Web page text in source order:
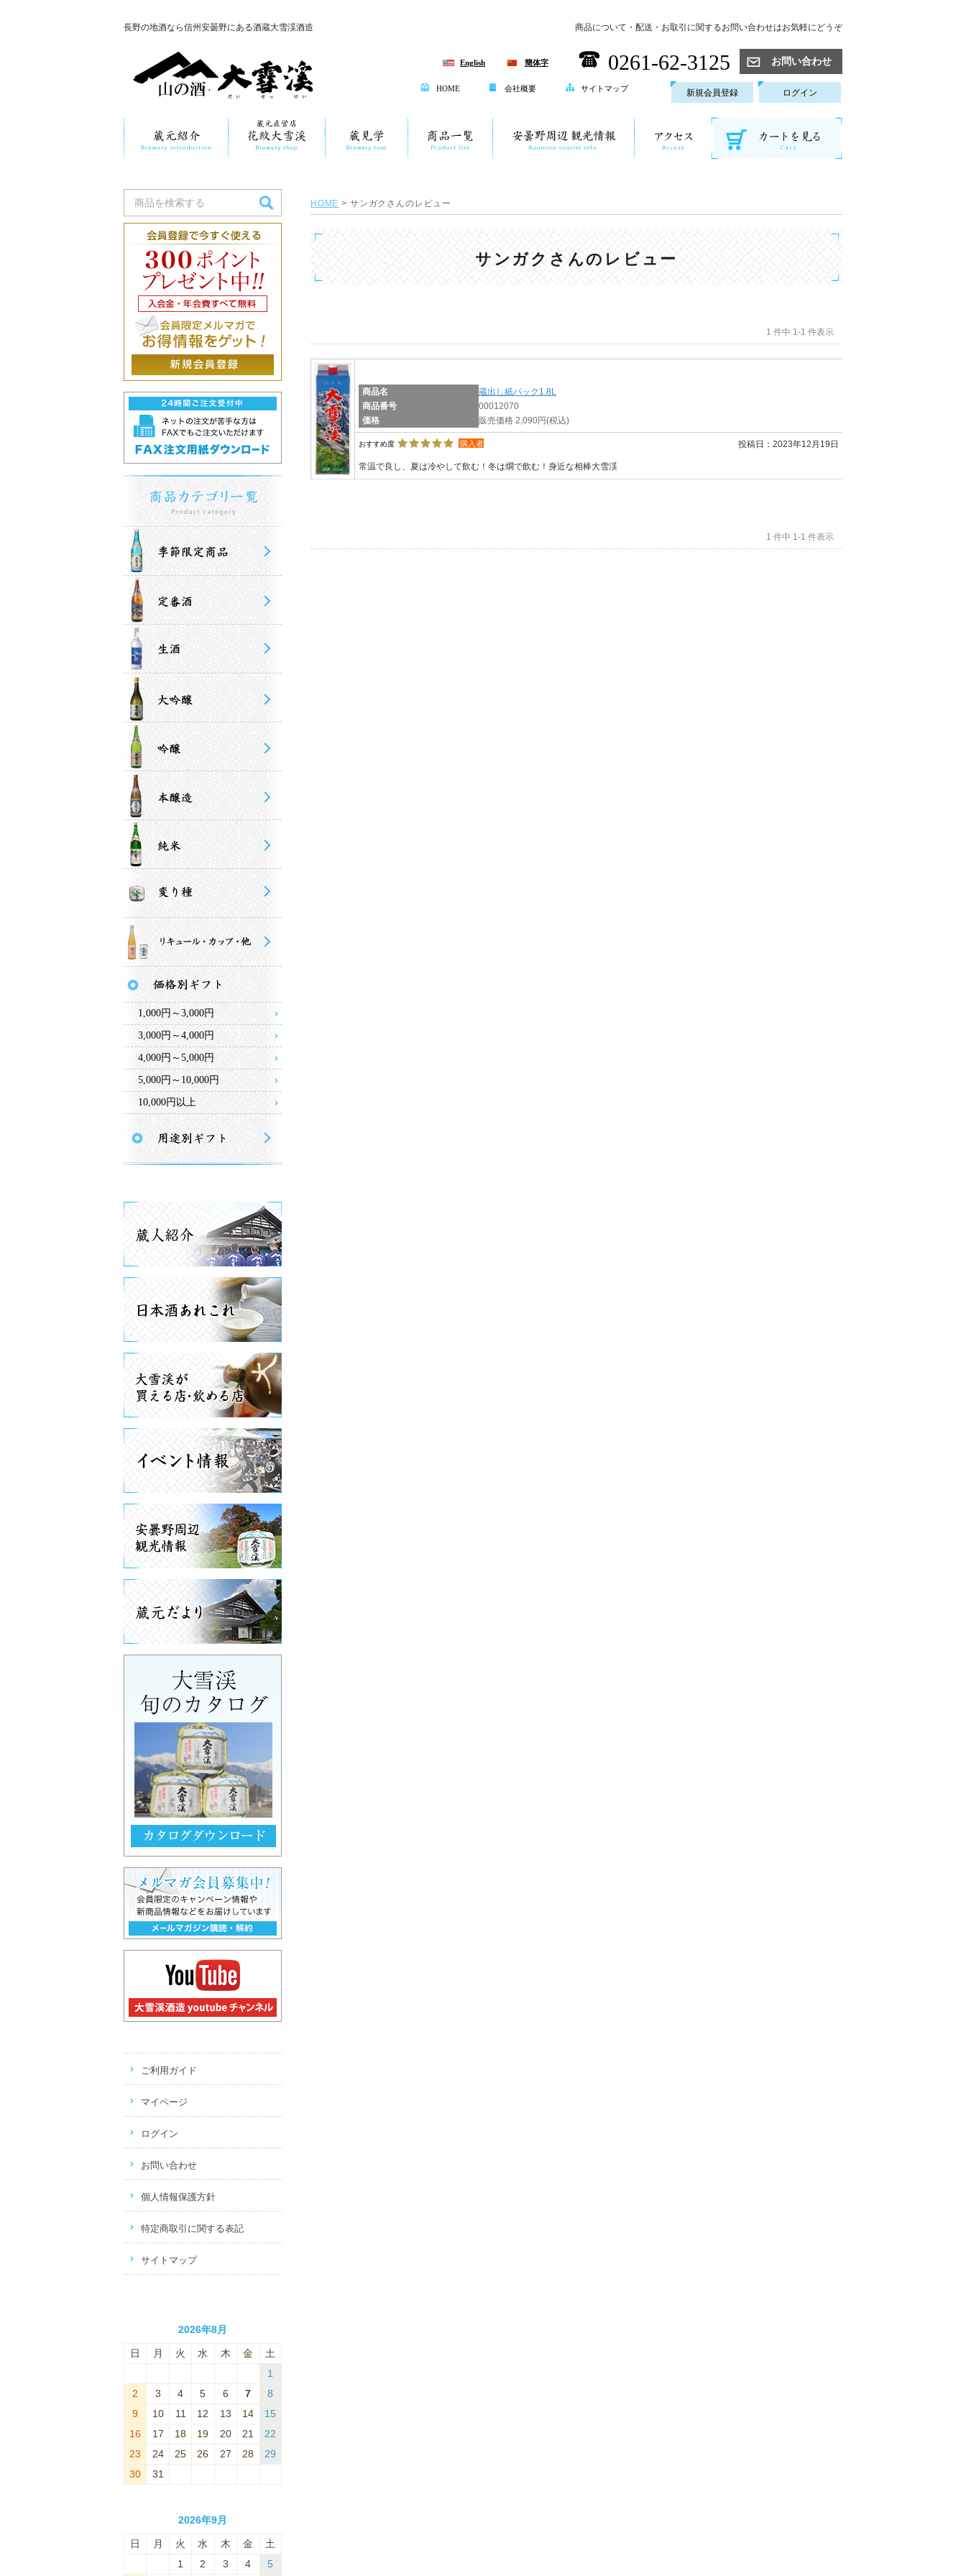
長野の地酒なら信州安曇野にある酒蔵大雪渓酒造 商品について・配送・お取引に関するお問い合わせはお気軽にどうぞ
English 簡体字 0261-62-3125 お問い合わせ
HOME 会社概要 サイトマップ 新規会員登録 ログイン
1,000円～3,000円
3,000円～4,000円
4,000円～5,000円
5,000円～10,000円
10,000円以上
ご利用ガイド
マイページ
ログイン
お問い合わせ
個人情報保護方針
特定商取引に関する表記
サイトマップ
2026年8月
日 月 火 水 木 金
土
1
2
3 4 5 6 7
8
9
10 11 12 13 14
15
16
17 18 19 20 21
22
23
24 25 26 27 28
29
30
31
2026年9月
日 月 火 水 木 金
土
1
2 3 4 5
HOME > サンガクさんのレビュー
サンガクさんのレビュー
1 件中 1-1 件表示
商品名
蔵出し紙パック1.8L
商品番号
00012070
価格
販売価格 2,090円(税込)
投稿日：2023年12月19日
おすすめ度 購入者
常温で良し、夏は冷やして飲む！冬は燗で飲む！身近な相棒大雪渓
1 件中 1-1 件表示